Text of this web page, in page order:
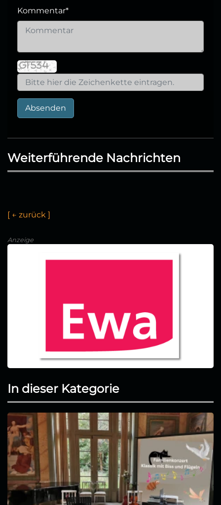
Kommentar*
Absenden
Weiterführende Nachrichten
[ ← zurück ]
Anzeige
In dieser Kategorie